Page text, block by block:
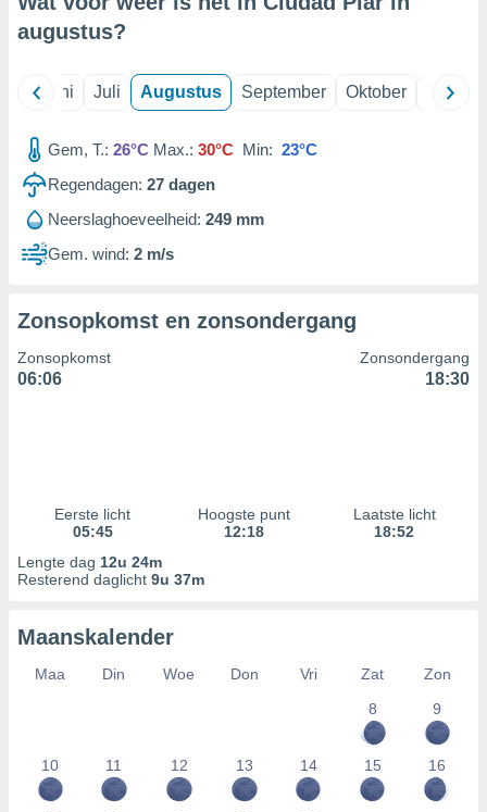
augustus?
Juni Juli Augustus September Oktober
Gem, T.: 26°C Max.: 30°C Min: 23°C
Regendagen: 27 dagen
Neerslaghoeveelheid: 249 mm
Gem. wind: 2 m/s
Zonsopkomst en zonsondergang
Zonsopkomst
06:06
Zonsondergang
18:30
Eerste licht
05:45
Hoogste punt
12:18
Laatste licht
18:52
Lengte dag 12u 24m
Resterend daglicht 9u 37m
Maanskalender
Maa Din Woe Don Vri Zat
Zon
8
9
10 11 12 13 14 15 16